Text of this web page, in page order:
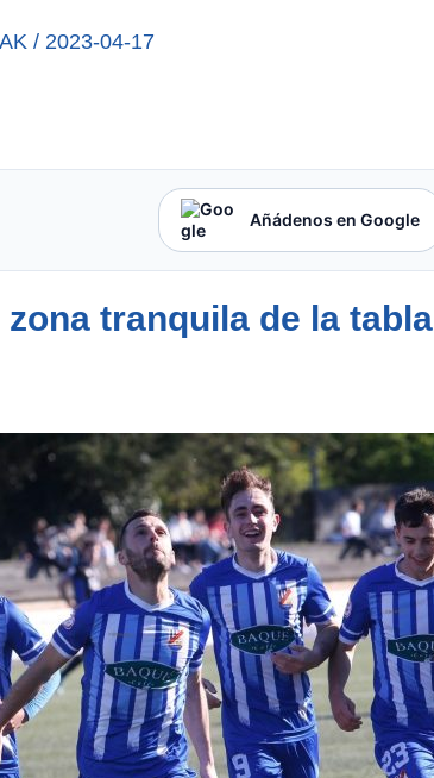
/ 2023-04-17
Añádenos en Google
tranquila de la tabla